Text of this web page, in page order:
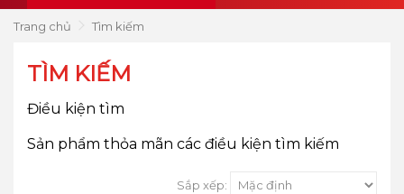
Trang chủ Tìm kiếm
TÌM KIẾM
Điều kiện tìm
Sản phẩm thỏa mãn các điều kiện tìm kiếm
Sắp xếp: